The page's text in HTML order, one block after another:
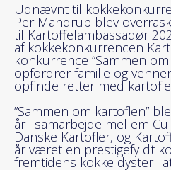
Udnævnt til
Per Mandrup blev
til Kartoffelambassadør
af kokkekonkurrencen
konkurrence ”Sammen
opfordrer familie og
opfinde retter med
”Sammen om kartoflen”
år i samarbejde mellem
Danske Kartofler, og
år været en prestigefyldt
fremtidens kokke dyster i